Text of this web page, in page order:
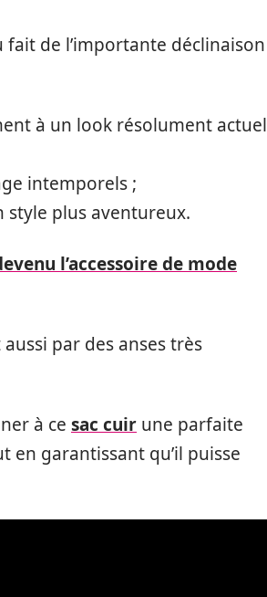
fait de l’importante déclinaison
à un look résolument actuel
intemporels ;
plus aventureux.
l’accessoire de mode
par des anses très
à ce sac cuir une parfaite
garantissant qu’il puisse